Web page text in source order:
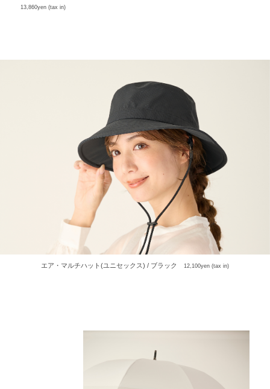
13,860yen (tax in)
エア・マルチハット(ユニセックス) / ブラック 12,100yen (tax in)